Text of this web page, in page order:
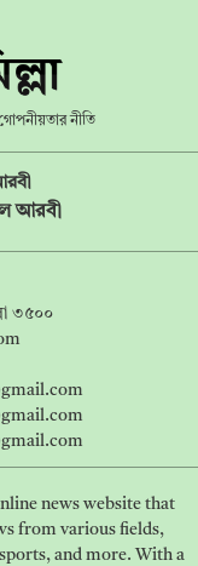
নীতি
আরবী
৩৫০০
news website that
from various fields,
and more. With a